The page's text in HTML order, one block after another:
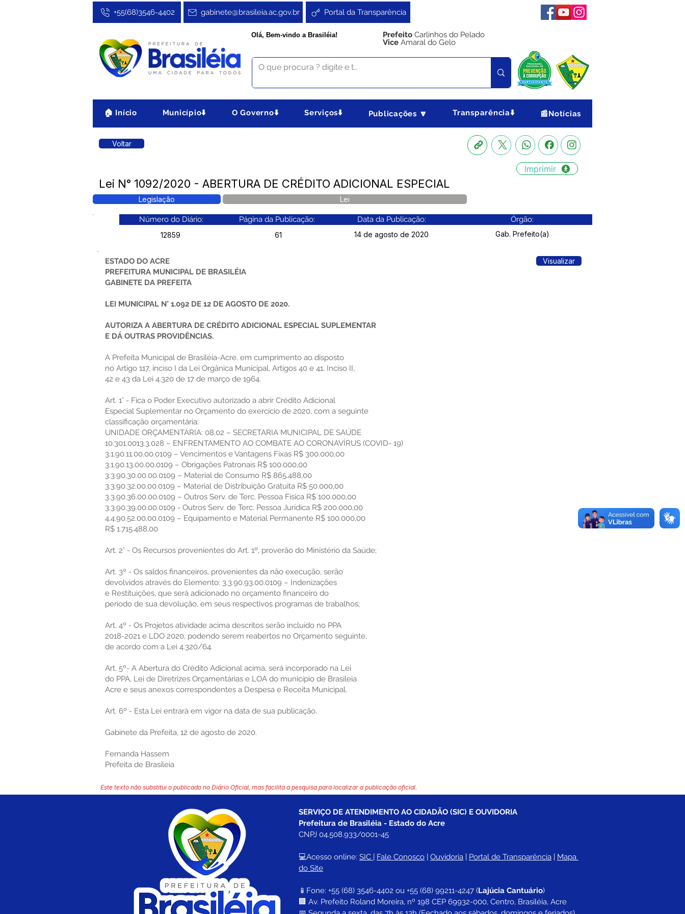
Portal da Transparência
gabinete@brasileia.ac.gov.br
+55(68)3546-4402
Olá, Bem-vindo a Brasiléia! Prefeito Carlinhos do Pelado
Vice Amaral do Gelo
🏠 Início Município⬇️ O Governo⬇️ Serviços⬇️ Publicações 🔽 Transparência⬇️ 📰Notícias
Voltar
Imprimir
Lei N° 1092/2020 - ABERTURA DE CRÉDITO ADICIONAL ESPECIAL
Legislação Lei
Número do Diário: Página da Publicação: Data da Publicação: Órgão:
12859 61 14 de agosto de 2020 Gab. Prefeito(a)
ESTADO DO ACRE
PREFEITURA MUNICIPAL DE BRASILÉIA
GABINETE DA PREFEITA
LEI MUNICIPAL N° 1.092 DE 12 DE AGOSTO DE 2020.
AUTORIZA A ABERTURA DE CRÉDITO ADICIONAL ESPECIAL SUPLEMENTAR
E DÁ OUTRAS PROVIDÊNCIAS.
A Prefeita Municipal de Brasiléia-Acre, em cumprimento ao disposto
no Artigo 117, inciso I da Lei Orgânica Municipal, Artigos 40 e 41, Inciso II,
42 e 43 da Lei 4.320 de 17 de março de 1964.
Art. 1° - Fica o Poder Executivo autorizado a abrir Crédito Adicional
Especial Suplementar no Orçamento do exercício de 2020, com a seguinte
classificação orçamentária:
UNIDADE ORÇAMENTÁRIA: 08.02 – SECRETARIA MUNICIPAL DE SAÚDE
10.301.0013.3.028 – ENFRENTAMENTO AO COMBATE AO CORONAVÍRUS (COVID- 19)
3.1.90.11.00.00.0109 – Vencimentos e Vantagens Fixas R$ 300.000,00
3.1.90.13.00.00.0109 – Obrigações Patronais R$ 100.000,00
3.3.90.30.00.00.0109 – Material de Consumo R$ 865.488,00
3.3.90.32.00.00.0109 – Material de Distribuição Gratuita R$ 50.000,00
3.3.90.36.00.00.0109 – Outros Serv. de Terc. Pessoa Física R$ 100.000,00
3.3.90.39.00.00.0109 - Outros Serv. de Terc. Pessoa Jurídica R$ 200.000,00
4.4.90.52.00.00.0109 – Equipamento e Material Permanente R$ 100.000,00
R$ 1.715.488,00
Art. 2° - Os Recursos provenientes do Art. 1º, proverão do Ministério da Saúde;
Art. 3º - Os saldos financeiros, provenientes da não execução, serão
devolvidos através do Elemento: 3.3.90.93.00.0109 – Indenizações
e Restituições, que será adicionado no orçamento financeiro do
período de sua devolução, em seus respectivos programas de trabalhos;
Art. 4º - Os Projetos atividade acima descritos serão incluído no PPA
2018-2021 e LDO 2020, podendo serem reabertos no Orçamento seguinte,
de acordo com a Lei 4.320/64.
Art. 5º- A Abertura do Crédito Adicional acima, será incorporado na Lei
do PPA, Lei de Diretrizes Orçamentárias e LOA do município de Brasileia
Acre e seus anexos correspondentes a Despesa e Receita Municipal.
Art. 6º - Esta Lei entrará em vigor na data de sua publicação.
Gabinete da Prefeita, 12 de agosto de 2020.
Fernanda Hassem
Prefeita de Brasileia
Visualizar
Este texto não substitui o publicado no Diário Oficial, mas facilita a pesquisa para localizar a publicação oficial.
SERVIÇO DE ATENDIMENTO AO CIDADÃO (SIC) E OUVIDORIA
Prefeitura de Brasiléia - Estado do Acre
CNPJ 04.508.933/0001-45
💻Acesso online: SIC | Fale Conosco | Ouvidoria | Portal de Transparência | Mapa
do Site
📱Fone: +55 (68) 3546-4402 ou +55 (68) 99211-4247 (Lajúcia Cantuário)
🏢 Av. Prefeito Roland Moreira, nº 198 CEP 69932-000, Centro, Brasiléia, Acre